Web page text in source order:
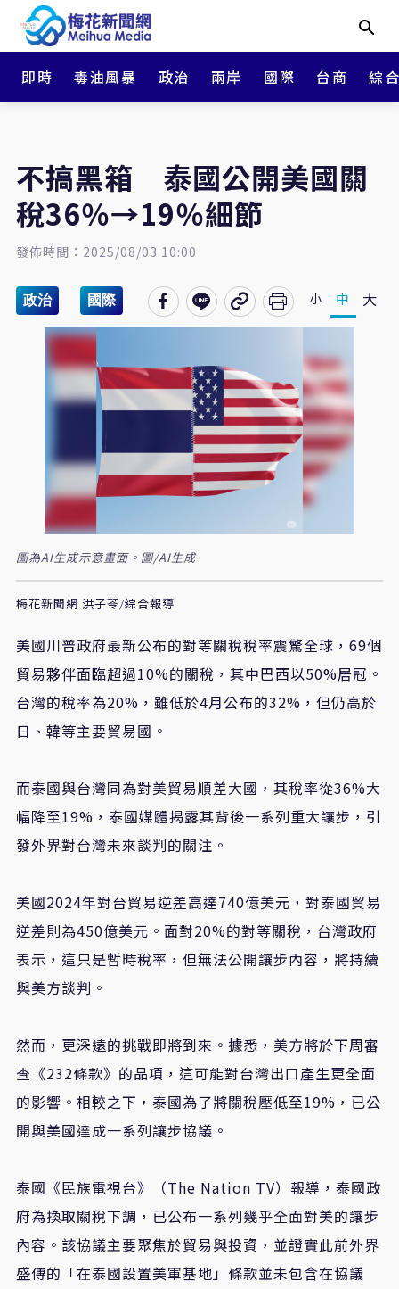
即時 毒油風暴 政治 兩岸 國際 台商 綜
不搞黑箱 泰國公開美國關
稅36％→19％細節
發佈時間：2025/08/03 10:00
政治 國際 小 中 大
圖為AI生成示意畫面。圖/AI生成
梅花新聞網 洪子苓/綜合報導
美國川普政府最新公布的對等關稅稅率震驚全球，69個
貿易夥伴面臨超過10%的關稅，其中巴西以50%居冠。
台灣的稅率為20%，雖低於4月公布的32%，但仍高於
日、韓等主要貿易國。
而泰國與台灣同為對美貿易順差大國，其稅率從36%大
幅降至19%，泰國媒體揭露其背後一系列重大讓步，引
發外界對台灣未來談判的關注。
美國2024年對台貿易逆差高達740億美元，對泰國貿易
逆差則為450億美元。面對20%的對等關稅，台灣政府
表示，這只是暫時稅率，但無法公開讓步內容，將持續
與美方談判。
然而，更深遠的挑戰即將到來。據悉，美方將於下周審
查《232條款》的品項，這可能對台灣出口產生更全面
的影響。相較之下，泰國為了將關稅壓低至19%，已公
開與美國達成一系列讓步協議。
泰國《民族電視台》（The Nation TV）報導，泰國政
府為換取關稅下調，已公布一系列幾乎全面對美的讓步
內容。該協議主要聚焦於貿易與投資，並證實此前外界
盛傳的「在泰國設置美軍基地」條款並未包含在協議